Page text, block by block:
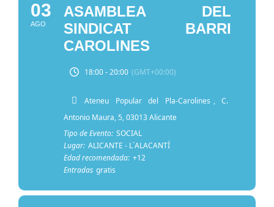
03
AGO
ASAMBLEA DEL
SINDICAT BARRI
CAROLINES
18:00 - 20:00 (GMT+00:00)
Ateneu Popular del Pla-Carolines , C.
Antonio Maura, 5, 03013 Alicante
Tipo de Evento: SOCIAL
Lugar: ALICANTE - L´ALACANTÍ
Edad recomendada: +12
Entradas gratis